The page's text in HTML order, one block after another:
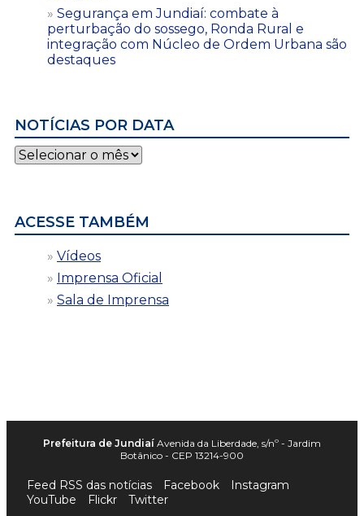
Segurança em Jundiaí: combate à
perturbação do sossego, Ronda Rural e
integração com Núcleo de Ordem Urbana são
destaques
NOTÍCIAS POR DATA
Notícias
por
ACESSE TAMBÉM
Vídeos
Imprensa Oficial
Sala de Imprensa
Prefeitura de Jundiaí Avenida da Liberdade, s/nº - Jardim
Botânico - CEP 13214-900
Feed RSS das notícias Facebook
Instagram
YouTube
Flickr Twitter